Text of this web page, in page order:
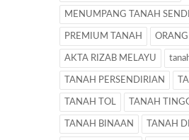
MENUMPANG TANAH
PREMIUM TANAH
AKTA RIZAB MELAYU
TANAH PERSENDIRIAN
TANAH TOL TANAH
TANAH BINAAN TANAH